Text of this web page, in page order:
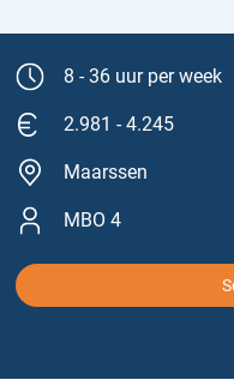
8 - 36 uur per week
2.981 - 4.245
Maarssen
MBO 4